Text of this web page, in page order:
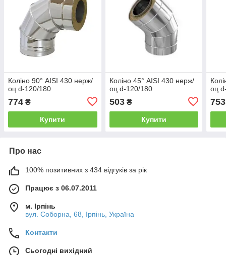
Коліно 90° AISI 430 нерж/
оц d-120/180
774 ₴
Купити
Коліно 45° AISI 430 нерж/
оц d-120/180
503₴
Купити
оц
753
Про нас
100% позитивних з 434 відгуків за рік
Працює з 06.07.2011
м. Ірпінь
вул. Соборна, 68, Ірпінь, Україна
Контакти
Сьогодні вихідний